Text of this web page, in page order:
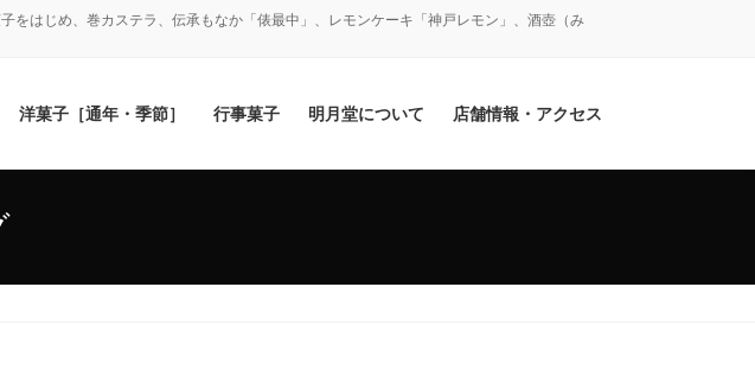
はじめ、巻カステラ、伝承もなか「俵最中」、レモンケーキ「神戸レモン」、酒壺（み
洋菓子［通年・季節］ 行事菓子 明月堂について 店舗情報・アクセス